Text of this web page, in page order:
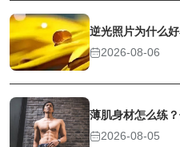
逆光照片为什么
2026-08-06
薄肌身材怎么练
2026-08-05